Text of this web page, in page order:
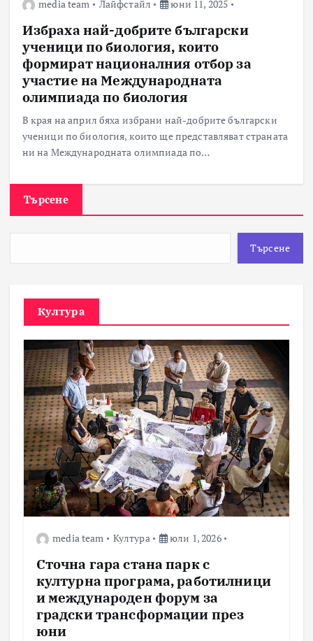
media team Лайфстайл юни 11, 2025
Избраха най-добрите български
ученици по биология, които
формират националния отбор за
участие на Международната
олимпиада по биология
В края на април бяха избрани най-добрите български
ученици по биология, които ще представляват страната
ни на Международната олимпиада по…
Търсене
Търсене
Култура
media team Култура юли 1, 2026
Сточна гара стана парк с
културна програма, работилници
и международен форум за
градски трансформации през
юни